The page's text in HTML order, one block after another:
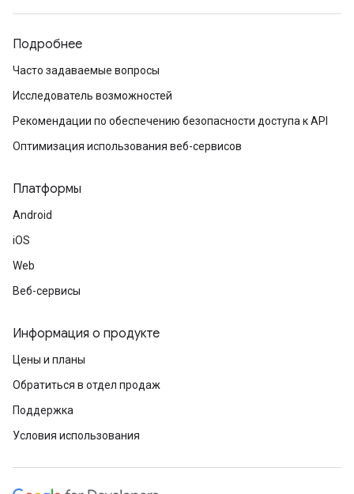
Подробнее
Часто задаваемые вопросы
Исследователь возможностей
Рекомендации по обеспечению безопасности доступа к API
Оптимизация использования веб-сервисов
Платформы
Android
iOS
Web
Веб-сервисы
Информация о продукте
Цены и планы
Обратиться в отдел продаж
Поддержка
Условия использования